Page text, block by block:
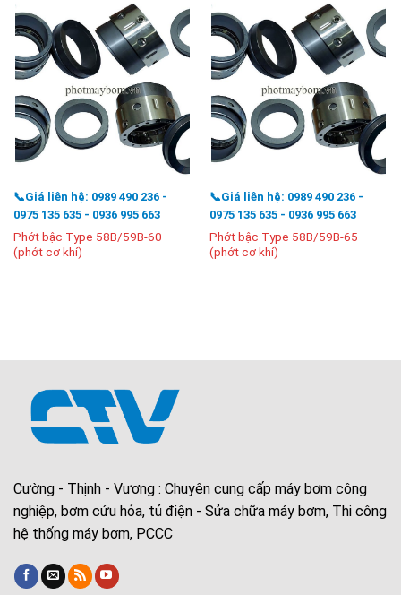
📞Giá liên hệ: 0989 490 236 -
0975 135 635 - 0936 995 663
Phớt bậc Type 58B/59B-60
(phớt cơ khí)
📞Giá liên hệ: 0989 490 236 -
0975 135 635 - 0936 995 663
Phớt bậc Type 58B/59B-65
(phớt cơ khí)
Cường - Thịnh - Vương : Chuyên cung cấp máy bơm công
nghiệp, bơm cứu hỏa, tủ điện - Sửa chữa máy bơm, Thi công
hệ thống máy bơm, PCCC